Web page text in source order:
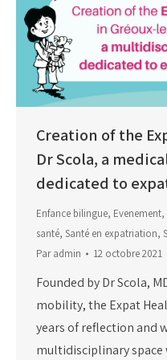
Creation of the
Dr Scola, a
dedicated to
Enfance bilingue, Evenement,
santé, Santé en expatriation,
Paradmin 12 octobre 2021
Founded by Dr Scola,
mobility, the Expat
years of reflection and
multidisciplinary